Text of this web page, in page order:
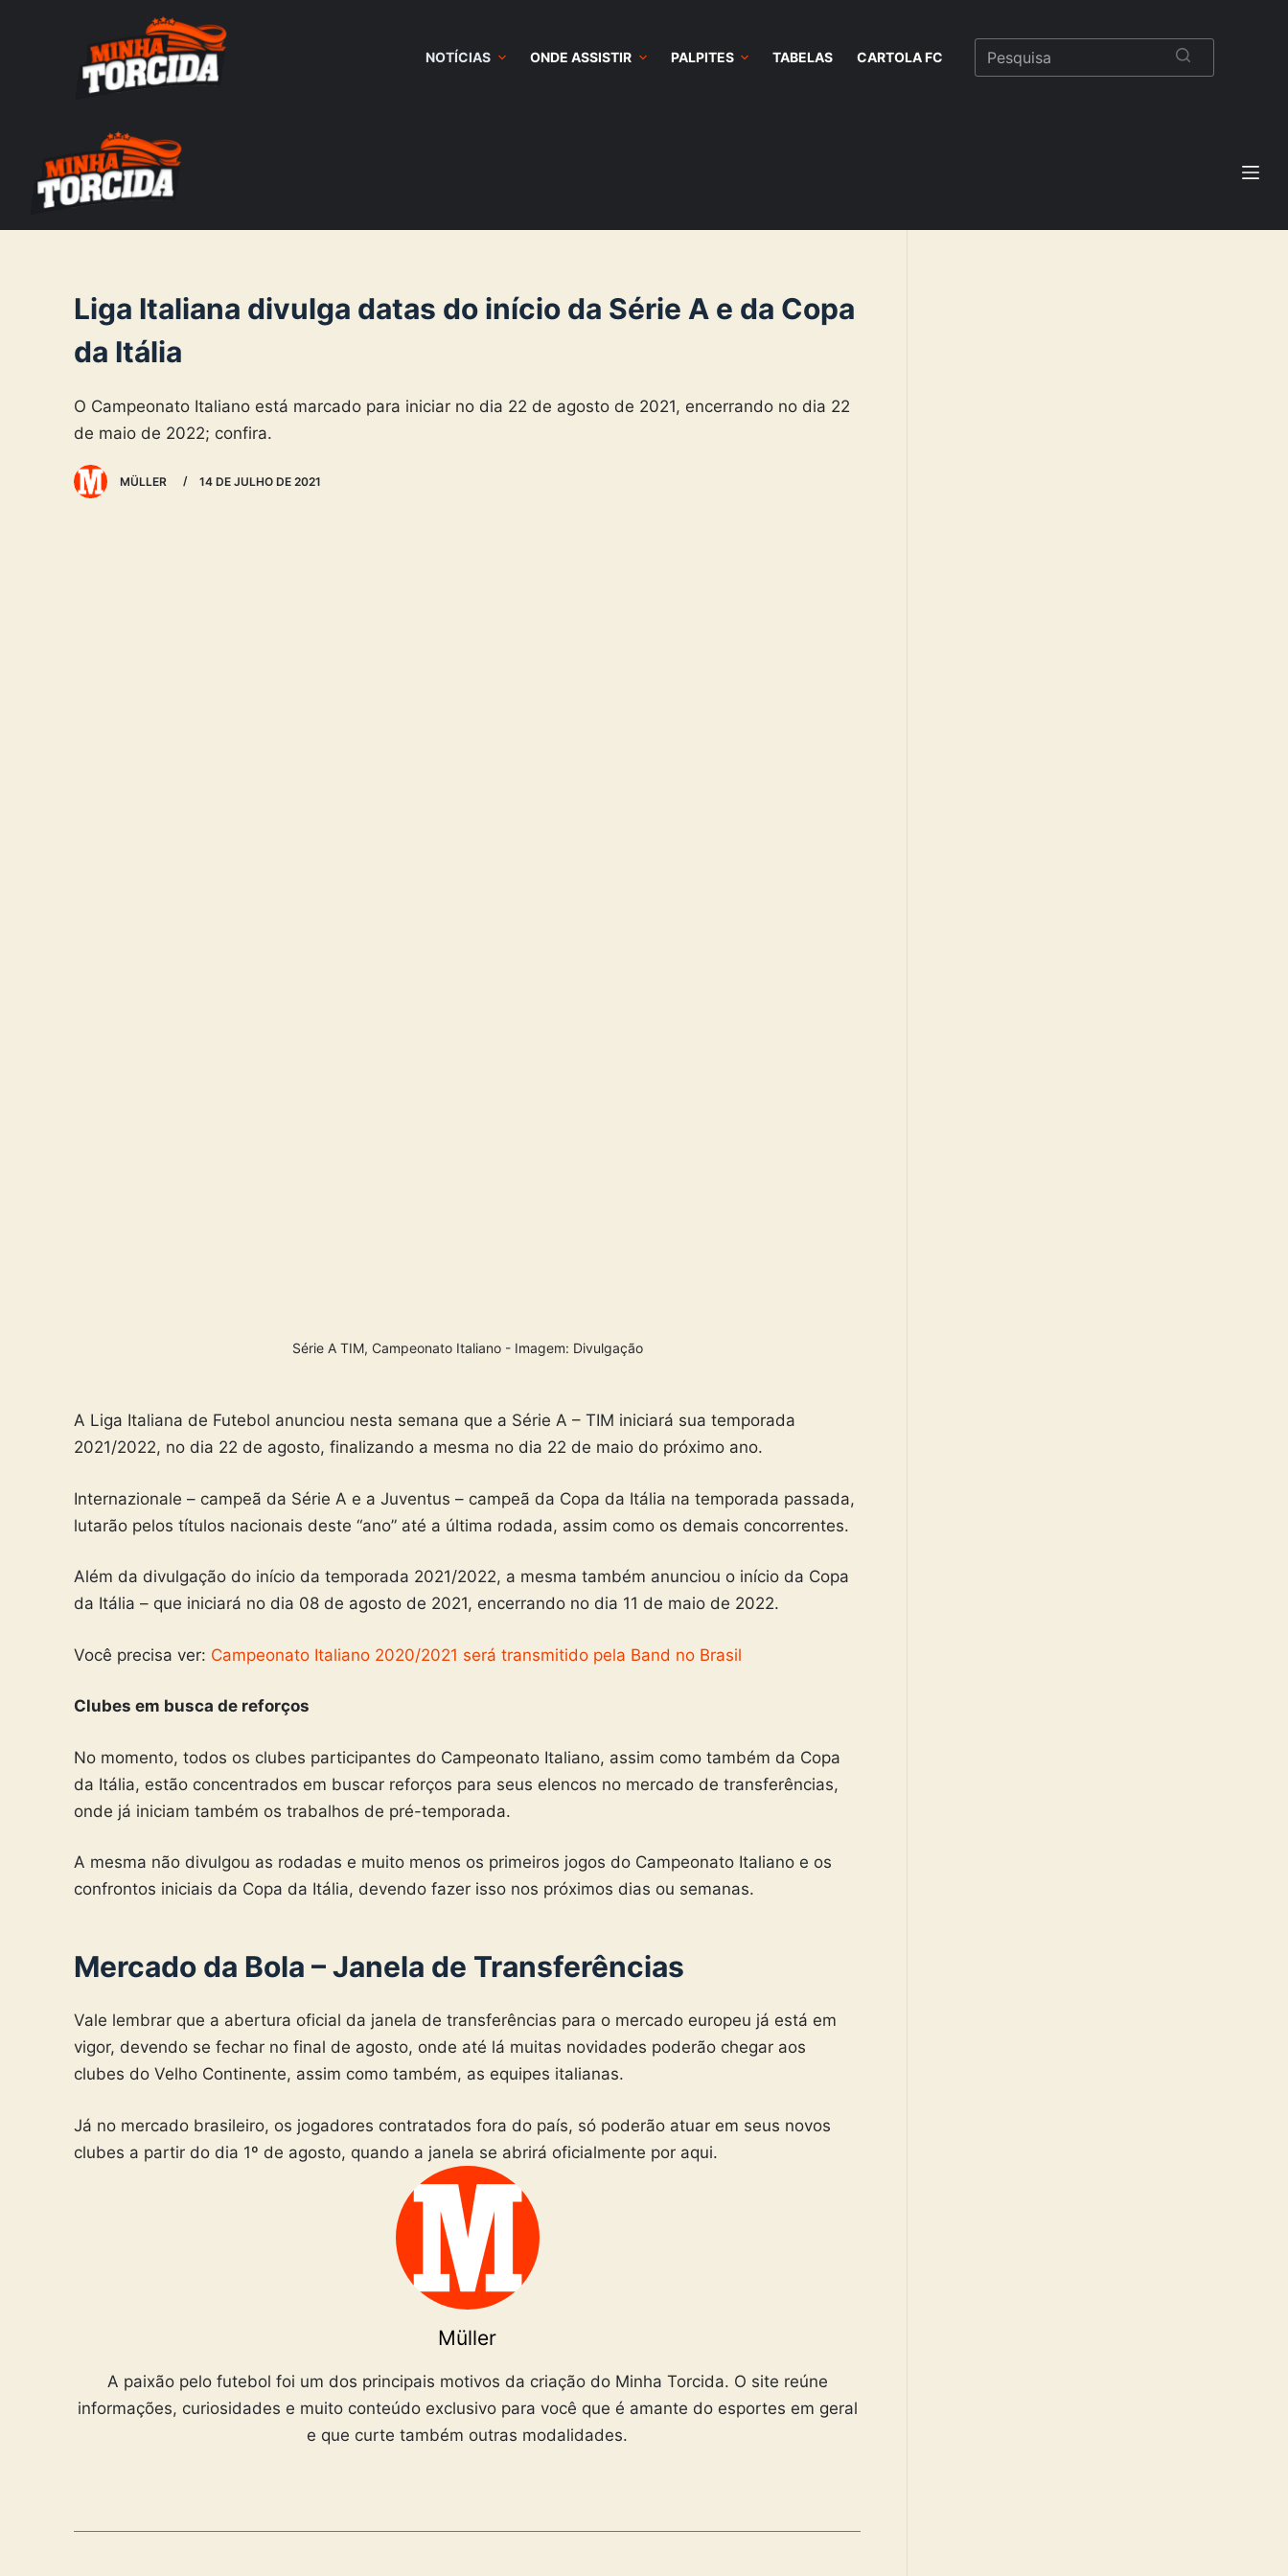
NOTÍCIAS ONDE ASSISTIR PALPITES TABELAS CARTOLA FC
Liga Italiana divulga datas do início da Série A e da Copa
da Itália
O Campeonato Italiano está marcado para iniciar no dia 22 de agosto de 2021, encerrando no dia 22
de maio de 2022; confira.
MÜLLER 14 DE JULHO DE 2021
Série A TIM, Campeonato Italiano - Imagem: Divulgação
A Liga Italiana de Futebol anunciou nesta semana que a Série A – TIM iniciará sua temporada
2021/2022, no dia 22 de agosto, finalizando a mesma no dia 22 de maio do próximo ano.
Internazionale – campeã da Série A e a Juventus – campeã da Copa da Itália na temporada passada,
lutarão pelos títulos nacionais deste “ano” até a última rodada, assim como os demais concorrentes.
Além da divulgação do início da temporada 2021/2022, a mesma também anunciou o início da Copa
da Itália – que iniciará no dia 08 de agosto de 2021, encerrando no dia 11 de maio de 2022.
Você precisa ver: Campeonato Italiano 2020/2021 será transmitido pela Band no Brasil
Clubes em busca de reforços
No momento, todos os clubes participantes do Campeonato Italiano, assim como também da Copa
da Itália, estão concentrados em buscar reforços para seus elencos no mercado de transferências,
onde já iniciam também os trabalhos de pré-temporada.
A mesma não divulgou as rodadas e muito menos os primeiros jogos do Campeonato Italiano e os
confrontos iniciais da Copa da Itália, devendo fazer isso nos próximos dias ou semanas.
Mercado da Bola – Janela de Transferências
Vale lembrar que a abertura oficial da janela de transferências para o mercado europeu já está em
vigor, devendo se fechar no final de agosto, onde até lá muitas novidades poderão chegar aos
clubes do Velho Continente, assim como também, as equipes italianas.
Já no mercado brasileiro, os jogadores contratados fora do país, só poderão atuar em seus novos
clubes a partir do dia 1º de agosto, quando a janela se abrirá oficialmente por aqui.
Müller
A paixão pelo futebol foi um dos principais motivos da criação do Minha Torcida. O site reúne
informações, curiosidades e muito conteúdo exclusivo para você que é amante do esportes em geral
e que curte também outras modalidades.